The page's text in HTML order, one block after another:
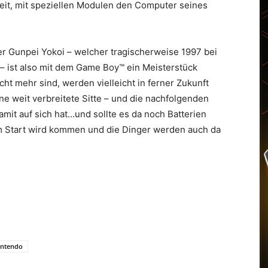
mit speziellen Modulen den Computer seines
Gunpei Yokoi – welcher tragischerweise 1997 bei
ist also mit dem Game Boy™ ein Meisterstück
mehr sind, werden vielleicht in ferner Zukunft
weit verbreitete Sitte – und die nachfolgenden
auf sich hat…und sollte es da noch Batterien
Start wird kommen und die Dinger werden auch da